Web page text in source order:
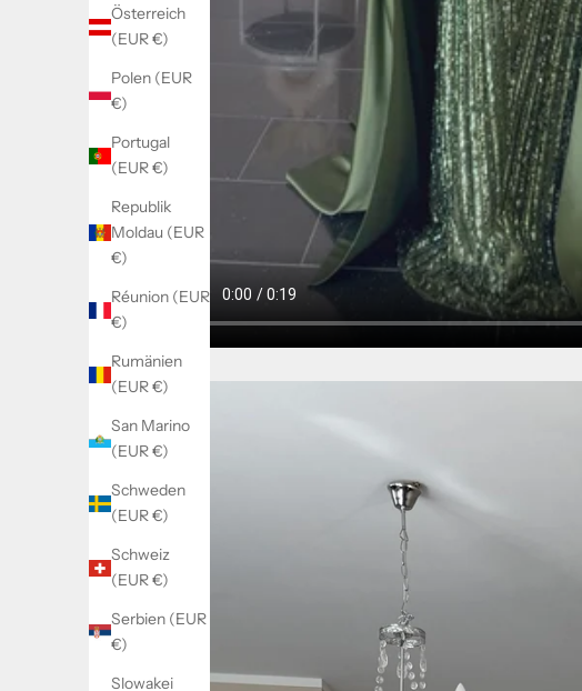
Österreich
(EUR €)
Polen (EUR
€)
Portugal
(EUR €)
Republik
Moldau (EUR
€)
Réunion (EUR
€)
Rumänien
(EUR €)
San Marino
(EUR €)
Schweden
(EUR €)
Schweiz
(EUR €)
Serbien (EUR
€)
Slowakei